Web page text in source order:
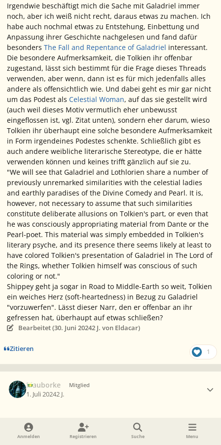
Irgendwie beschäftigt mich die Sache mit Galadriel immer
noch, aber ich weiß nicht recht, daraus etwas zu machen. Ich
habe auch nochmal etwas zu Entstehung, Einbettung und
Anpassung ihrer Geschichte nachgelesen und fand dafür
besonders The Fall and Repentance of Galadriel interessant.
Die besondere Aufmerksamkeit, die Tolkien ihr offenbar
zugestand, lässt sich bestimmt für die Frage dieses Threads
verwenden, aber wenn, dann ist es für mich jedenfalls alles
andere als offensichtlich wie. Und dabei geht es mir gar nicht
um das Podest als Celestial Woman, auf das sie gestellt wird
(auch weil dieses Motiv vermutlich eher unbewusst
eingeflossen ist, vgl. Zitat unten), sondern eher darum, wieso
Tolkien ihr überhaupt eine solche besondere Aufmerksamkeit
in Form irgendeines Podestes schenkte. Schließlich gibt es
auch andere weibliche literarische Stereotype, die er hätte
verwenden können und keines trifft gänzlich auf sie zu.
"We will see that Galadriel and Lothlorien share a number of
previously unremarked similarities with the celestial ladies
and earthly paradises of the Divine Comedy and Pearl. It is,
however, not necessary to assume that such similarities
constitute deliberate allusions on Tolkien's part, or even that
he was consciously appropriating material from Dante or the
Pearl-poet. This material was simply embedded in Tolkien's
literary psyche, and its presence there seems likely at least to
have colored Tolkien's presentation of Galadriel in The Lord of
the Rings, whether Tolkien himself was conscious of such
coloring or not."
Shippey geht ja sogar in Road to Middle-Earth so weit, Tolkien
ein weiches Herz (soft-heartedness) in Bezug zu Galadriel
"vorzuwerfen". Lässt dieser Narr, den er offenbar an ihr
gefressen hat, überhaupt auf etwas schließen?
Bearbeitet (30. Juni 20242 J. von Eldacar)
Zitieren 1
Blauborke Mitglied
1. Juli 20242 J.
Ich finde schon, dass die beiden Texte etwas hergeben. Aber
vielleicht nicht das, was man sich erhofft. „The Fall and
Repentance of Galadriel“ ist ja im wesentlichen eine Synopsis
Anmelden Registrieren Suche Menu